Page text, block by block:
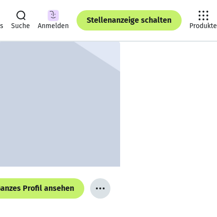
Suche Anmelden
Stellenanzeige schalten
Produkte
Profil ansehen